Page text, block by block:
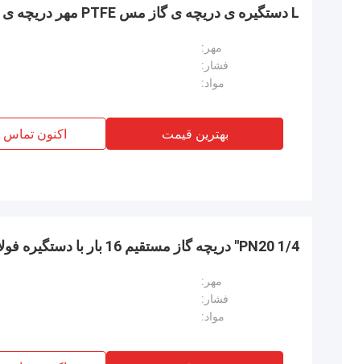
L دستگیره ی دریچه ی گاز مس PTFE مهر دریچه ی گاز مستقیم
مهر:
فشار:
مواد:
بهترین قیمت اکنون تماس
PN20 1/4'' دریچه گاز مستقیم 16 بار با دستگیره فولادی
مهر:
فشار:
مواد: